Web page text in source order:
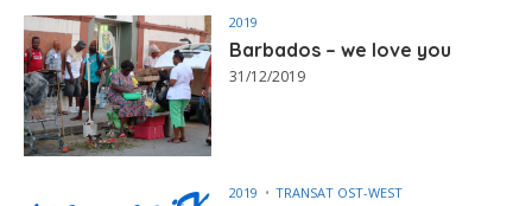
2019
Barbados – we love you
31/12/2019
2019 TRANSAT OST-WEST